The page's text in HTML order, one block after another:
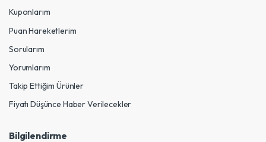
Kuponlarım
Puan Hareketlerim
Sorularım
Yorumlarım
Takip Ettiğim Ürünler
Fiyatı Düşünce Haber Verilecekler
Bilgilendirme